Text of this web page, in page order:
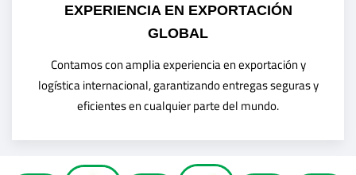
EXPERIENCIA EN EXPORTACIÓN
GLOBAL
Contamos con amplia experiencia en exportación y
logística internacional, garantizando entregas seguras y
eficientes en cualquier parte del mundo.